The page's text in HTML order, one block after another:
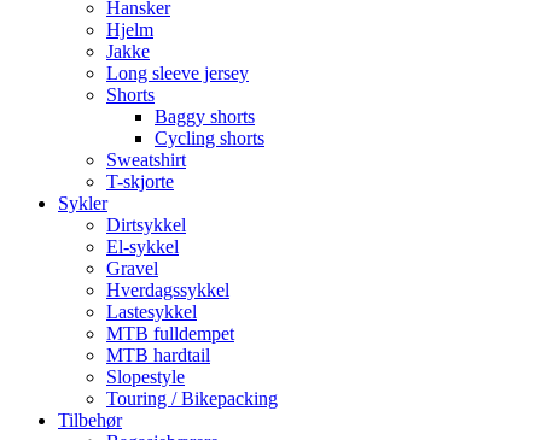
Hansker
Hjelm
Jakke
Long sleeve jersey
Shorts
Baggy shorts
Cycling shorts
Sweatshirt
T-skjorte
Sykler
Dirtsykkel
El-sykkel
Gravel
Hverdagssykkel
Lastesykkel
MTB fulldempet
MTB hardtail
Slopestyle
Touring / Bikepacking
Tilbehør